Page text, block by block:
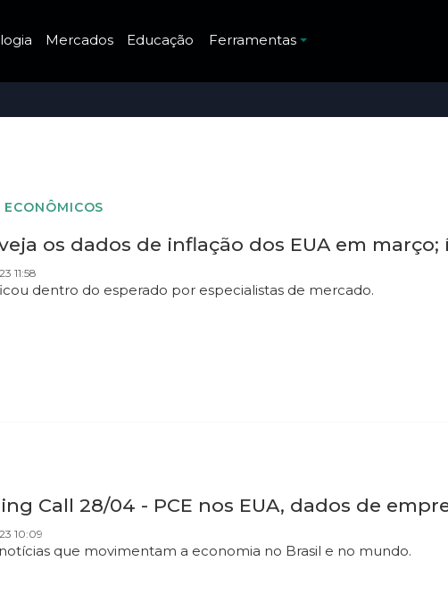
Mercados Educação Ferramentas
ECONÔMICOS
veja os dados de inflação dos EUA em
11:58
dentro do esperado por especialistas de mercado.
Call 28/04 - PCE nos EUA, dados de
10:09
notícias que movimentam a economia no Brasil e no mundo.